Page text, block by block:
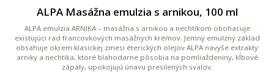
ALPA Masážna emulzia s arnikou, 100 ml
ALPA emulzia ARNIKA – masážna s arnikou a nechtíkom obohacuje
existujúci rad francovkových masážnych krémov. Jemný emulzný základ
obsahuje okrem klasickej zmesi éterických olejov ALPA navyše extrakty
arniky a nechtíka, ktoré blahodarne pôsobia na pomliaždeniny, kĺbové
zápaly, upokojujú únavu presilených svalov.